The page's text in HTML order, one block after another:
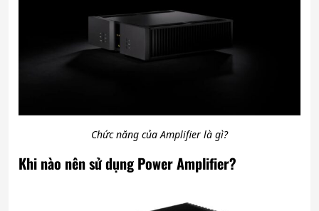
Chức năng của Amplifier là gì?
Khi nào nên sử dụng Power Amplifier?